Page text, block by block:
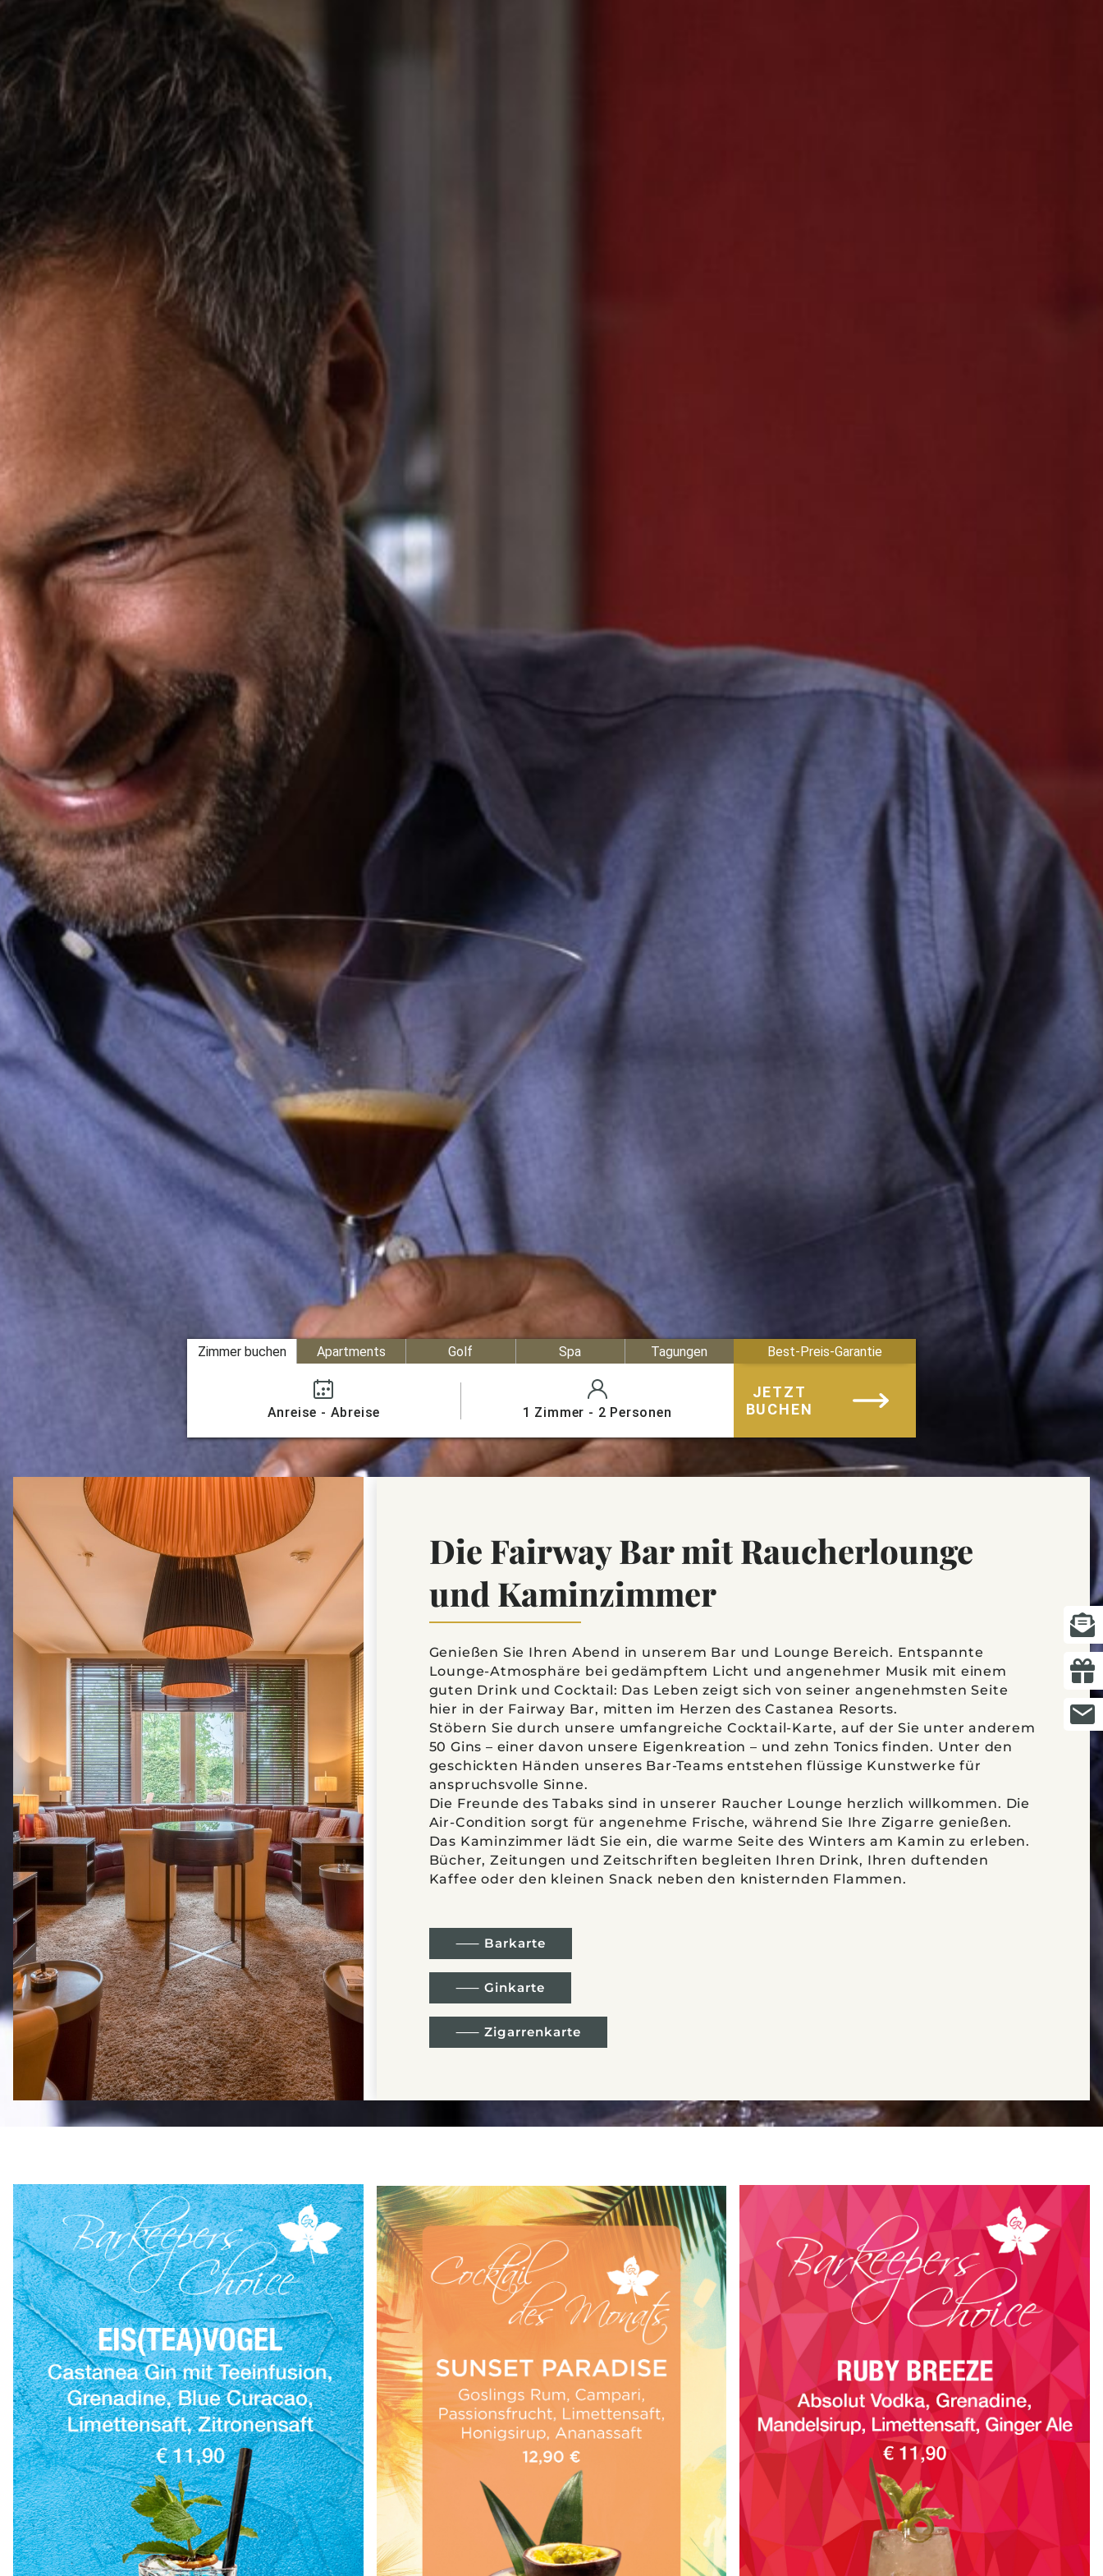
Zimmer buchen Apartments Golf Spa Tagungen Best-Preis-Garantie
Anreise - Abreise 1 Zimmer - 2 Personen
JETZT
BUCHEN
Die Fairway Bar mit Raucherlounge
und Kaminzimmer
Genießen Sie Ihren Abend in unserem Bar und Lounge Bereich. Entspannte
Lounge-Atmosphäre bei gedämpftem Licht und angenehmer Musik mit einem
guten Drink und Cocktail: Das Leben zeigt sich von seiner angenehmsten Seite
hier in der Fairway Bar, mitten im Herzen des Castanea Resorts.
Stöbern Sie durch unsere umfangreiche Cocktail-Karte, auf der Sie unter anderem
50 Gins – einer davon unsere Eigenkreation – und zehn Tonics finden. Unter den
geschickten Händen unseres Bar-Teams entstehen flüssige Kunstwerke für
anspruchsvolle Sinne.
Die Freunde des Tabaks sind in unserer Raucher Lounge herzlich willkommen. Die
Air-Condition sorgt für angenehme Frische, während Sie Ihre Zigarre genießen.
Das Kaminzimmer lädt Sie ein, die warme Seite des Winters am Kamin zu erleben.
Bücher, Zeitungen und Zeitschriften begleiten Ihren Drink, Ihren duftenden
Kaffee oder den kleinen Snack neben den knisternden Flammen.
⸺ Barkarte
⸺ Ginkarte
⸺ Zigarrenkarte